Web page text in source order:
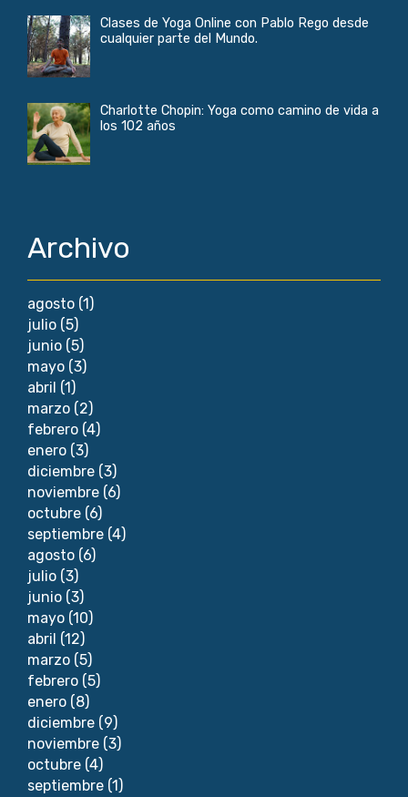
Clases de Yoga Online con Pablo Rego desde
cualquier parte del Mundo.
Charlotte Chopin: Yoga como camino de vida a
los 102 años
Archivo
agosto (1)
julio (5)
junio (5)
mayo (3)
abril (1)
marzo (2)
febrero (4)
enero (3)
diciembre (3)
noviembre (6)
octubre (6)
septiembre (4)
agosto (6)
julio (3)
junio (3)
mayo (10)
abril (12)
marzo (5)
febrero (5)
enero (8)
diciembre (9)
noviembre (3)
octubre (4)
septiembre (1)